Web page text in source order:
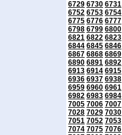
6729 6730 6731
6752 6753 6754
6775 6776 6777
6798 6799 6800
6821 6822 6823
6844 6845 6846
6867 6868 6869
6890 6891 6892
6913 6914 6915
6936 6937 6938
6959 6960 6961
6982 6983 6984
7005 7006 7007
7028 7029 7030
7051 7052 7053
7074 7075 7076